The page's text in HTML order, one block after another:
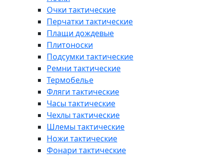
Очки тактические
Перчатки тактические
Плащи дождевые
Плитоноски
Подсумки тактические
Ремни тактические
Термобелье
Фляги тактические
Часы тактические
Чехлы тактические
Шлемы тактические
Ножи тактические
Фонари тактические